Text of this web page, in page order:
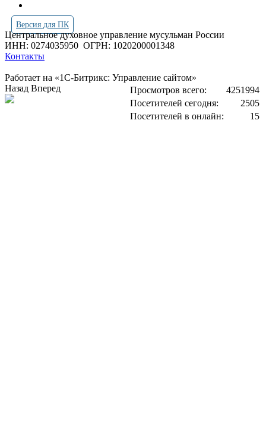
Версия для ПК
Центральное духовное управление мусульман России
ИНН: 0274035950 ОГРН: 1020200001348
Контакты
Работает на «1С-Битрикс: Управление сайтом»
Просмотров всего:
4251994
Посетителей сегодня:
2505
Посетителей в онлайн:
15
Назад Вперед